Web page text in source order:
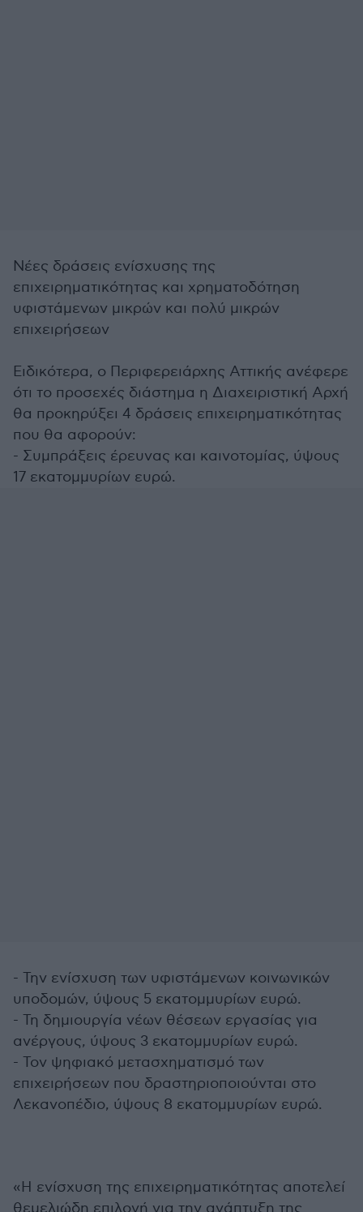
Νέες δράσεις ενίσχυσης της
επιχειρηματικότητας και χρηματοδότηση
υφιστάμενων μικρών και πολύ μικρών
επιχειρήσεων
Ειδικότερα, ο Περιφερειάρχης Αττικής ανέφερε
ότι το προσεχές διάστημα η Διαχειριστική Αρχή
θα προκηρύξει 4 δράσεις επιχειρηματικότητας
που θα αφορούν:
- Συμπράξεις έρευνας και καινοτομίας, ύψους
17 εκατομμυρίων ευρώ.
- Την ενίσχυση των υφιστάμενων κοινωνικών
υποδομών, ύψους 5 εκατομμυρίων ευρώ.
- Τη δημιουργία νέων θέσεων εργασίας για
ανέργους, ύψους 3 εκατομμυρίων ευρώ.
- Τον ψηφιακό μετασχηματισμό των
επιχειρήσεων που δραστηριοποιούνται στο
Λεκανοπέδιο, ύψους 8 εκατομμυρίων ευρώ.
«Η ενίσχυση της επιχειρηματικότητας αποτελεί
θεμελιώδη επιλογή για την ανάπτυξη της